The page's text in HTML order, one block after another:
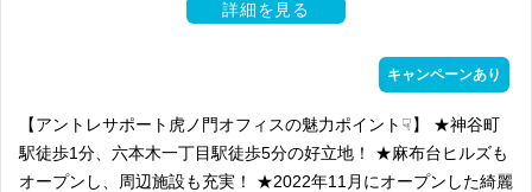
詳細を見る
キャンペーンあり
【アントレサポート虎ノ門オフィスの魅力ポイント☟】 ★神谷町
駅徒歩1分、六本木一丁目駅徒歩5分の好立地！ ★麻布台ヒルズも
オープンし、周辺施設も充実！ ★2022年11月にオープンした綺麗